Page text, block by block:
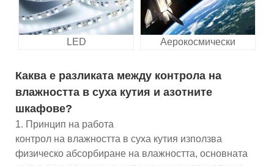
LED Аерокосмически
Каква е разликата между контрола на
влажността в суха кутия и азотните
шкафове?
1. Принцип на работа
контрол на влажността в суха кутия използва
физическо абсорбиране на влажността, основната